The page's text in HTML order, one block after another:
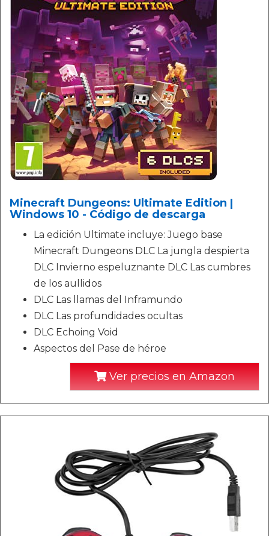
Minecraft Dungeons: Ultimate Edition |
Windows 10 - Código de descarga
La edición Ultimate incluye: Juego base
Minecraft Dungeons DLC La jungla despierta
DLC Invierno espeluznante DLC Las cumbres
de los aullidos
DLC Las llamas del Inframundo
DLC Las profundidades ocultas
DLC Echoing Void
Aspectos del Pase de héroe
Ver precios en Amazon